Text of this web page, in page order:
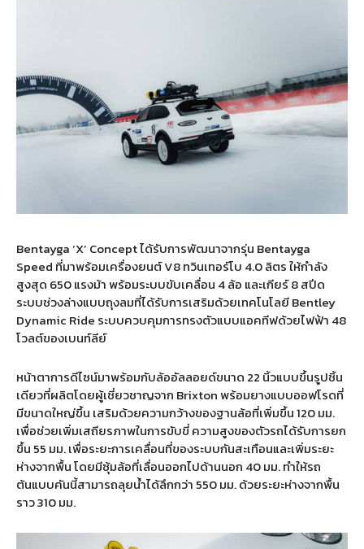
Bentayga ‘X’ Conceptได้รับการพัฒนาจากรุ่น Bentayga
Speed ที่มาพร้อมเครื่องยนต์V8ทวินเทอร์โบ 4.0ลิตร ให้กำลัง
สูงสุด 650แรงม้า พร้อมระบบขับเคลื่อน 4ล้อ และเกียร์8สปีด
ระบบช่วงล่างแบบถุงลมที่ได้รับการเสริมด้วยเทคโนโลยีBentley
Dynamic Ride ระบบควบคุมการทรงตัวแบบแอคทีฟด้วยไฟฟ้า 48
โวลต์ของเบนท์ลีย์
หน้าตาการดีไซน์มาพร้อมกับล้ออัลลอยด์ขนาด 22 นิ้วแบบขึ้นรูปชิ้น
เดียวที่ผลิตโดยผู้เชี่ยวชาญจาก Brixtonพร้อมยางแบบออฟโรดที่
มีขนาดใหญ่ขึ้น เสริมด้วยความกว้างของฐานล้อที่เพิ่มขึ้น120มม.
เพื่อช่วยเพิ่มเสถียรภาพในการขับขี่ ความสูงของตัวรถได้รับการยก
ขึ้น 55 มม.เพื่อระยะการเคลื่อนที่ของระบบกันสะเทือนและเพิ่มระยะ
ห่างจากพื้น โดยมีซุ้มล้อที่เลื่อนออกไปด้านนอก 40มม.ทำให้รถ
ต้นแบบคันนี้สามารถลุยน้ำได้ลึกกว่า 550มม.ด้วยระยะห่างจากพื้น
ราว310มม.